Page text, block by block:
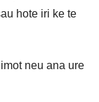
hote iri ke te
neu ana ure